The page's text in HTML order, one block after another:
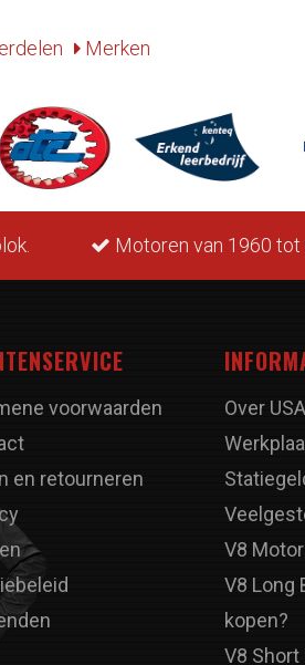
Merken
Motoren van 1960 tot
voorwaarden
en retourneren
Over
V8
V8 Long
kopen?
V8 Short